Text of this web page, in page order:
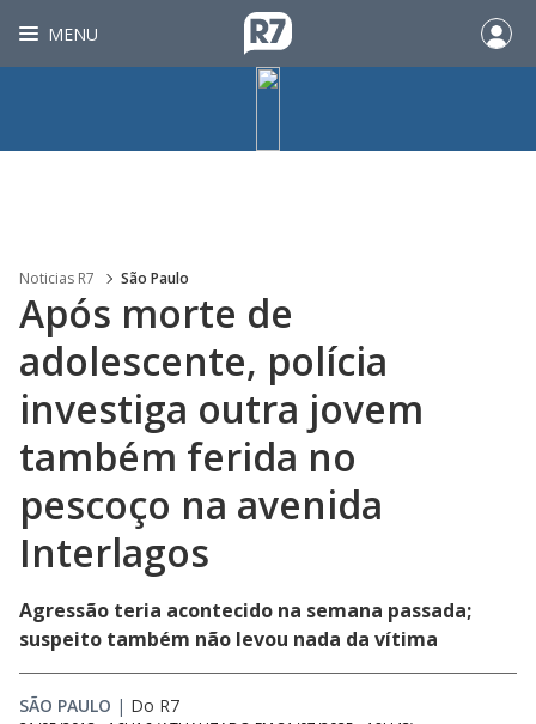
MENU
Noticias R7 São Paulo
Após morte de
adolescente, polícia
investiga outra jovem
também ferida no
pescoço na avenida
Interlagos
Agressão teria acontecido na semana passada;
suspeito também não levou nada da vítima
SÃO PAULO | Do R7